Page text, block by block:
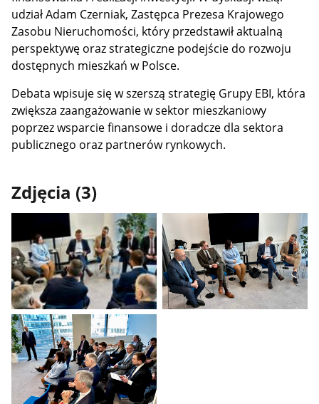
udział Adam Czerniak, Zastępca Prezesa Krajowego
Zasobu Nieruchomości, który przedstawił aktualną
perspektywę oraz strategiczne podejście do rozwoju
dostępnych mieszkań w Polsce.
Debata wpisuje się w szerszą strategię Grupy EBI, która
zwiększa zaangażowanie w sektor mieszkaniowy
poprzez wsparcie finansowe i doradcze dla sektora
publicznego oraz partnerów rynkowych.
Zdjęcia (3)
Pokaż
zdjęcie
1
z
galerii.